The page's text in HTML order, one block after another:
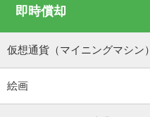
即時償却
仮想通貨（マイニングマシン）
絵画